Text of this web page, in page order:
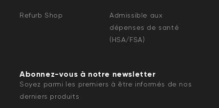
Refurb Shop
Admissible aux
dépenses de santé
(HSA/FSA)
Abonnez-vous à notre newsletter
Soyez parmi les premiers à être informés de nos
derniers produits